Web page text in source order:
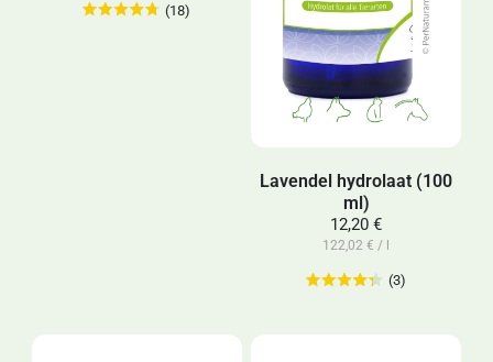
(18)
Lavendel hydrolaat (100
ml)
12,20 €
122,02 € / l
(3)